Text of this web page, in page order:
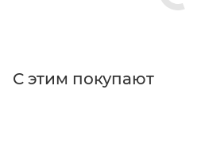
С этим покупают